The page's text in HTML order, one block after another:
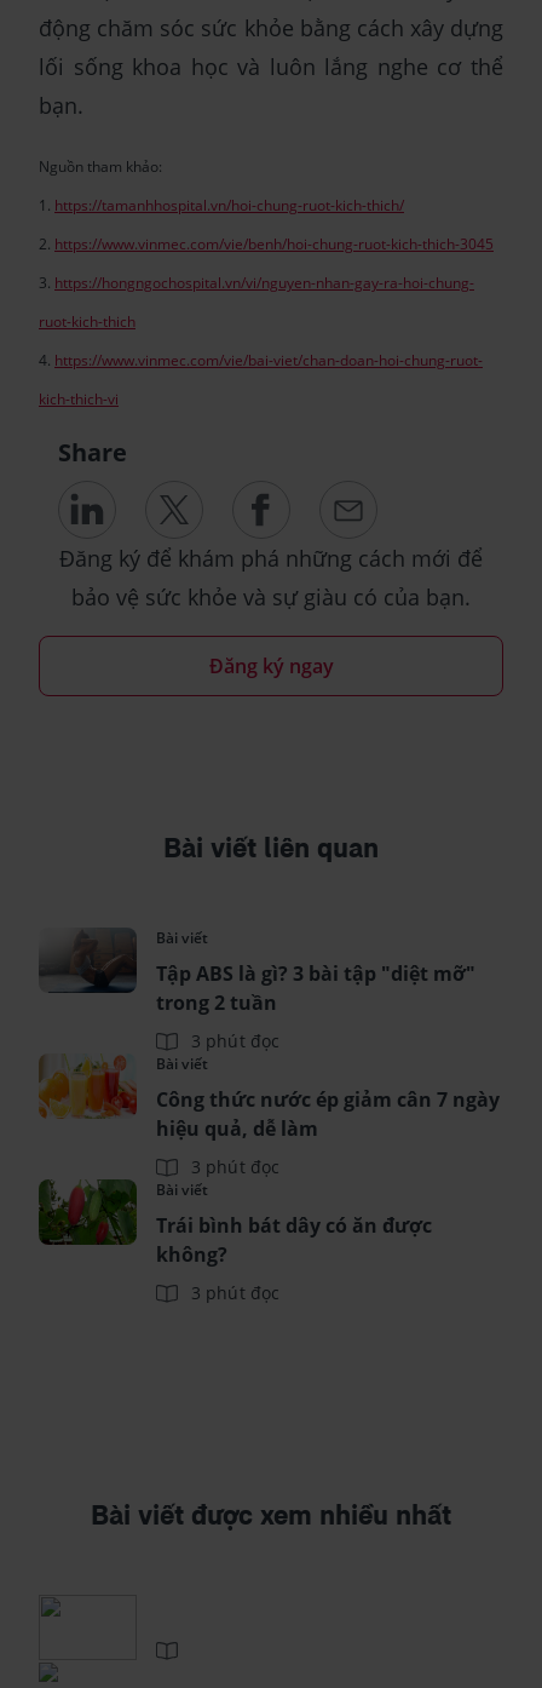
động chăm sóc sức khỏe bằng cách xây dựng
lối sống khoa học và luôn lắng nghe cơ thể
bạn.
Nguồn tham khảo:
1. https://tamanhhospital.vn/hoi-chung-ruot-kich-thich/
2. https://www.vinmec.com/vie/benh/hoi-chung-ruot-kich-thich-3045
3. https://hongngochospital.vn/vi/nguyen-nhan-gay-ra-hoi-chung-
ruot-kich-thich
4. https://www.vinmec.com/vie/bai-viet/chan-doan-hoi-chung-ruot-
kich-thich-vi
Share
Đăng ký để khám phá những cách mới để
bảo vệ sức khỏe và sự giàu có của bạn.
Đăng ký ngay
Bài viết liên quan
Bài viết
Tập ABS là gì? 3 bài tập "diệt mỡ"
trong 2 tuần
3 phút đọc
Bài viết
Công thức nước ép giảm cân 7 ngày
hiệu quả, dễ làm
3 phút đọc
Bài viết
Trái bình bát dây có ăn được
không?
3 phút đọc
Bài viết được xem nhiều nhất